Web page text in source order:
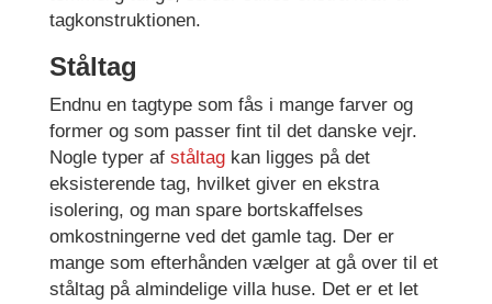
tagkonstruktionen.
Ståltag
Endnu en tagtype som fås i mange farver og
former og som passer fint til det danske vejr.
Nogle typer af ståltagkan ligges på det
eksisterende tag, hvilket giver en ekstra
isolering, og man spare bortskaffelses
omkostningerne ved det gamle tag. Der er
mange som efterhånden vælger at gå over til et
ståltag på almindelige villa huse. Det er et let